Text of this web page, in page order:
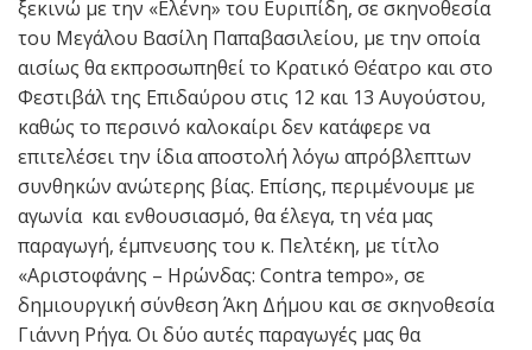
ξεκινώ με την «Ελένη» του Ευριπίδη, σε σκηνοθεσία
του Μεγάλου Βασίλη Παπαβασιλείου, με την οποία
αισίως θα εκπροσωπηθεί το Κρατικό Θέατρο και στο
Φεστιβάλ της Επιδαύρου στις 12 και 13 Αυγούστου,
καθώς το περσινό καλοκαίρι δεν κατάφερε να
επιτελέσει την ίδια αποστολή λόγω απρόβλεπτων
συνθηκών ανώτερης βίας. Επίσης, περιμένουμε με
αγωνία και ενθουσιασμό, θα έλεγα, τη νέα μας
παραγωγή, έμπνευσης του κ. Πελτέκη, με τίτλο
«Αριστοφάνης – Ηρώνδας: Contra tempo», σε
δημιουργική σύνθεση Άκη Δήμου και σε σκηνοθεσία
Γιάννη Ρήγα. Οι δύο αυτές παραγωγές μας θα